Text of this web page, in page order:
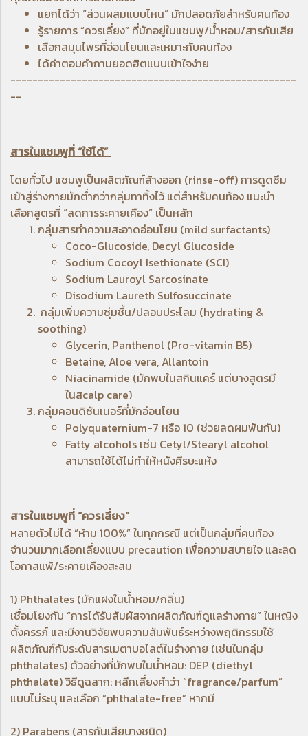
แยกได้ว่า “ส่วนผสมแบบไหน” มักปลอดภัยสำหรับคนท้อง
รู้รายการ “ควรเลี่ยง” ที่มักอยู่ในแชมพู/น้ำหอม/สารกันเสีย
เลือกสมุนไพรที่อ่อนโยนและเหมาะกับคนท้อง
ได้คำตอบคำถามยอดฮิตแบบเข้าใจง่าย
----------------------------------------------------
--
สารในแชมพูที่ “ใช้ได้”
โดยทั่วไป แชมพูเป็นผลิตภัณฑ์ล้างออก (rinse-off) การดูดซึม
เข้าสู่ร่างกายมักต่ำกว่ากลุ่มทาทิ้งไว้ แต่สำหรับคนท้อง แนะนำ
เลือกสูตรที่ “ลดการระคายเคือง” เป็นหลัก
กลุ่มสารทำความสะอาดอ่อนโยน (mild surfactants)
Coco-Glucoside, Decyl Glucoside
Sodium Cocoyl Isethionate (SCI)
Sodium Lauroyl Sarcosinate
Disodium Laureth Sulfosuccinate
กลุ่มเพิ่มความชุ่มชื้น/ปลอบประโลม (hydrating &
soothing)
Glycerin, Panthenol (Pro-vitamin B5)
Betaine, Aloe vera, Allantoin
Niacinamide (มักพบในสกินแคร์ แต่บางสูตรมี
ในสcalp care)
กลุ่มคอนดิชันเนอร์ที่มักอ่อนโยน
Polyquaternium-7 หรือ 10 (ช่วยลดผมพันกัน)
Fatty alcohols เช่น Cetyl/Stearyl alcohol
สามารถใช้ได้ไม่ทำให้หนังศีรษะแห้ง
สารในแชมพูที่ “ควรเลี่ยง”
หลายตัวไม่ได้ “ห้าม 100%” ในทุกกรณี แต่เป็นกลุ่มที่คนท้อง
จำนวนมากเลือกเลี่ยงแบบ precaution เพื่อความสบายใจ และลด
โอกาสแพ้/ระคายเคืองสะสม
1) Phthalates (มักแฝงในน้ำหอม/กลิ่น)
เชื่อมโยงกับ “การได้รับสัมผัสจากผลิตภัณฑ์ดูแลร่างกาย” ในหญิง
ตั้งครรภ์ และมีงานวิจัยพบความสัมพันธ์ระหว่างพฤติกรรมใช้
ผลิตภัณฑ์กับระดับสารเมตาบอไลต์ในร่างกาย (เช่นในกลุ่ม
phthalates) ตัวอย่างที่มักพบในน้ำหอม: DEP (diethyl
phthalate) วิธีดูฉลาก: หลีกเลี่ยงคำว่า “fragrance/parfum”
แบบไม่ระบุ และเลือก “phthalate-free” หากมี
2) Parabens (สารกันเสียบางชนิด)